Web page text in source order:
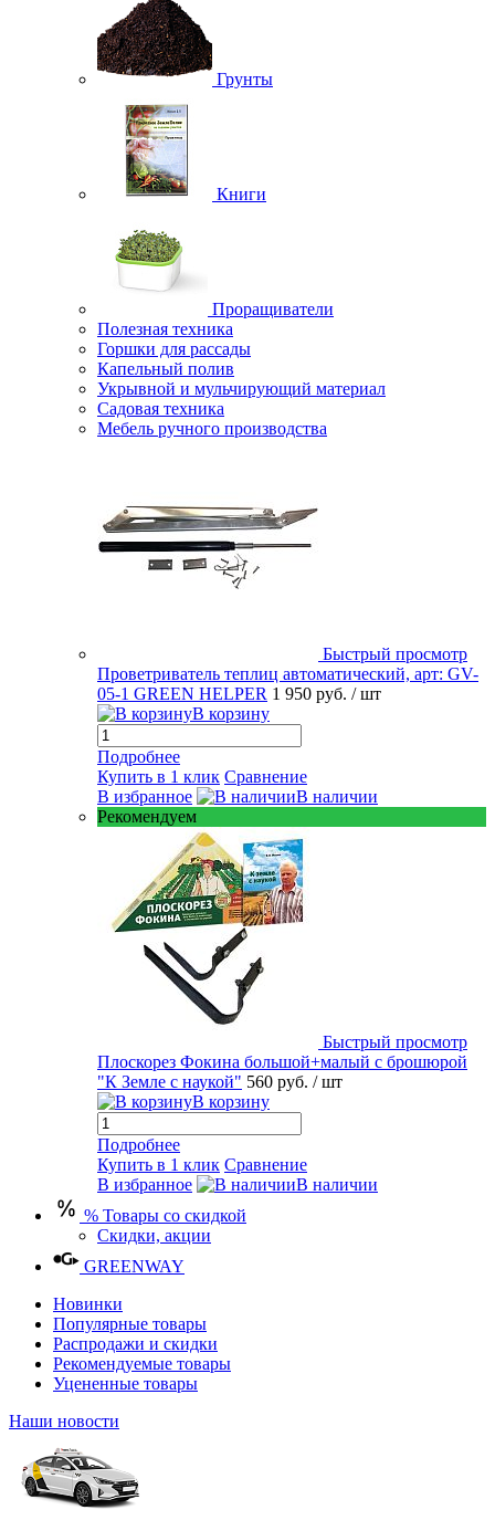
Грунты
Книги
Проращиватели
Полезная техника
Горшки для рассады
Капельный полив
Укрывной и мульчирующий материал
Садовая техника
Мебель ручного производства
Быстрый просмотр
Проветриватель теплиц автоматический, арт: GV-
05-1 GREEN HELPER 1 950 руб. / шт
В корзину
Подробнее
Купить в 1 клик Сравнение
В избранное
В наличии
Рекомендуем
Быстрый просмотр
Плоскорез Фокина большой+малый с брошюрой
"К Земле с наукой" 560 руб. / шт
В корзину
Подробнее
Купить в 1 клик Сравнение
В избранное
В наличии
% Товары со скидкой
Скидки, акции
GREENWAY
Новинки
Популярные товары
Распродажи и скидки
Рекомендуемые товары
Уцененные товары
Наши новости